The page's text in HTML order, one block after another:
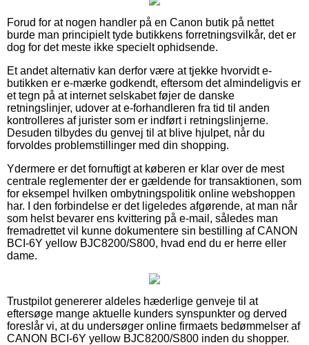
Forud for at nogen handler på en Canon butik på nettet
burde man principielt tyde butikkens forretningsvilkår, det er
dog for det meste ikke specielt ophidsende.
Et andet alternativ kan derfor være at tjekke hvorvidt e-
butikken er e-mærke godkendt, eftersom det almindeligvis er
et tegn på at internet selskabet føjer de danske
retningslinjer, udover at e-forhandleren fra tid til anden
kontrolleres af jurister som er indført i retningslinjerne.
Desuden tilbydes du genvej til at blive hjulpet, når du
forvoldes problemstillinger med din shopping.
Ydermere er det fornuftigt at køberen er klar over de mest
centrale reglementer der er gældende for transaktionen, som
for eksempel hvilken ombytningspolitik online webshoppen
har. I den forbindelse er det ligeledes afgørende, at man når
som helst bevarer ens kvittering på e-mail, således man
fremadrettet vil kunne dokumentere sin bestilling af CANON
BCI-6Y yellow BJC8200/S800, hvad end du er herre eller
dame.
Trustpilot genererer aldeles hæderlige genveje til at
eftersøge mange aktuelle kunders synspunkter og derved
foreslår vi, at du undersøger online firmaets bedømmelser af
CANON BCI-6Y yellow BJC8200/S800 inden du shopper.